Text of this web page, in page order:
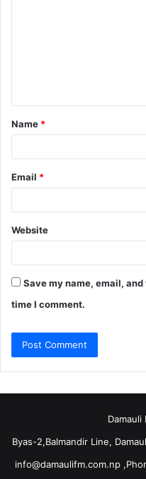
t
*
Name *
Email *
Website
Save my name, email,
time I comment.
Byas-2,Balmandir Line,
info@damaulifm.com.np